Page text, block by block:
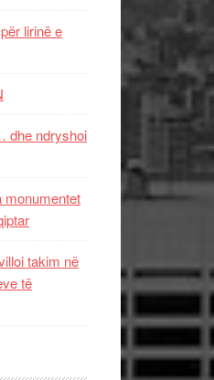
lirinë e
dhe ndryshoi
monumentet
takim në
të